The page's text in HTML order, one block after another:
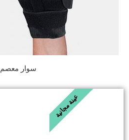
سوار معصم
عينة مجانية